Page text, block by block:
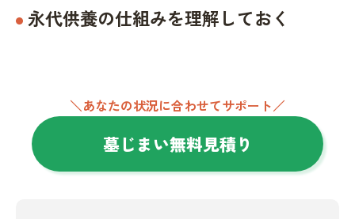
永代供養の仕組みを理解しておく
＼あなたの状況に合わせてサポート／
墓じまい無料見積り